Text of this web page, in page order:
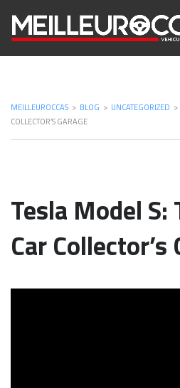
MEILLEUROCCAS > BLOG > UNCATEGORIZED >
COLLECTOR’S GARAGE
Tesla Model S:
Car Collector’s